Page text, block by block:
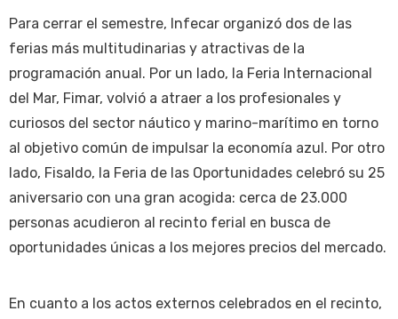
Para cerrar el semestre, Infecar organizó dos de las
ferias más multitudinarias y atractivas de la
programación anual. Por un lado, la Feria Internacional
del Mar, Fimar, volvió a atraer a los profesionales y
curiosos del sector náutico y marino-marítimo en torno
al objetivo común de impulsar la economía azul. Por otro
lado, Fisaldo, la Feria de las Oportunidades celebró su 25
aniversario con una gran acogida: cerca de 23.000
personas acudieron al recinto ferial en busca de
oportunidades únicas a los mejores precios del mercado.
En cuanto a los actos externos celebrados en el recinto,